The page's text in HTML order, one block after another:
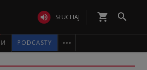
 SŁUCHAJ shopping_cart 
PODCASTY 